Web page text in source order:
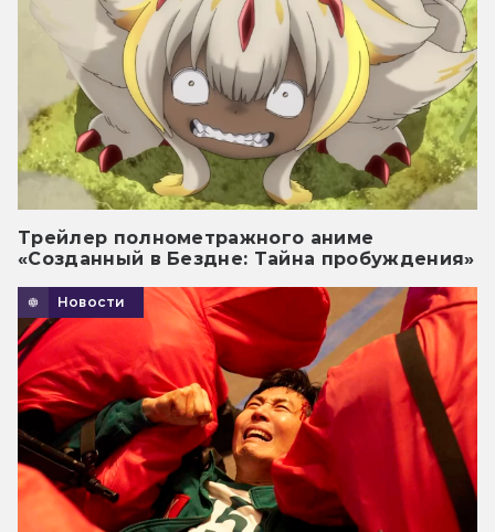
Трейлер полнометражного аниме
«Созданный в Бездне: Тайна пробуждения»
Новости